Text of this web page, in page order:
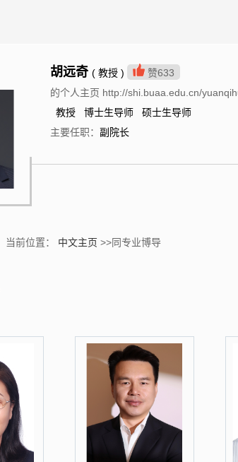
胡远奇 ( 教授 ) 赞633
的个人主页 http://shi.buaa.edu.cn/
教授 博士生导师 硕士生导师
主要任职： 副院长
当前位置： 中文主页 >>同专业博导